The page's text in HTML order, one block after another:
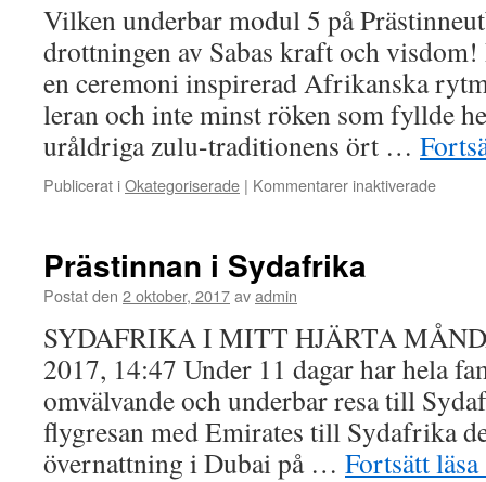
Vilken underbar modul 5 på
drottningen av Sabas kraft och visdom!
en ceremoni inspirerad Afrikanska
leran och inte minst röken som fyllde
uråldriga zulu-traditionens ört …
Publicerat iOkategoriserade | Kommentarer inaktiveradeför
Prästinnan i Sydafrika
Postat den 2 oktober, 2017avadmin
SYDAFRIKA I MITT HJÄRTA
2017, 14:47 Under 11 dagar har hela
omvälvande och underbar resa till
flygresan med Emirates till Sydafrika
övernattning i Dubai på … Fortsätt läsa